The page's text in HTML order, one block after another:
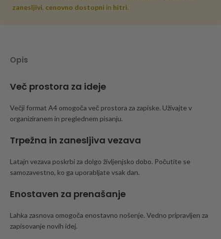
zanesljivi, cenovno dostopni in hitri.
Opis
Več prostora za ideje
Večji format A4 omogoča več prostora za zapiske. Uživajte v
organiziranem in preglednem pisanju.
Trpežna in zanesljiva vezava
Latajn vezava poskrbi za dolgo življenjsko dobo. Počutite se
samozavestno, ko ga uporabljate vsak dan.
Enostaven za prenašanje
Lahka zasnova omogoča enostavno nošenje. Vedno pripravljen za
zapisovanje novih idej.